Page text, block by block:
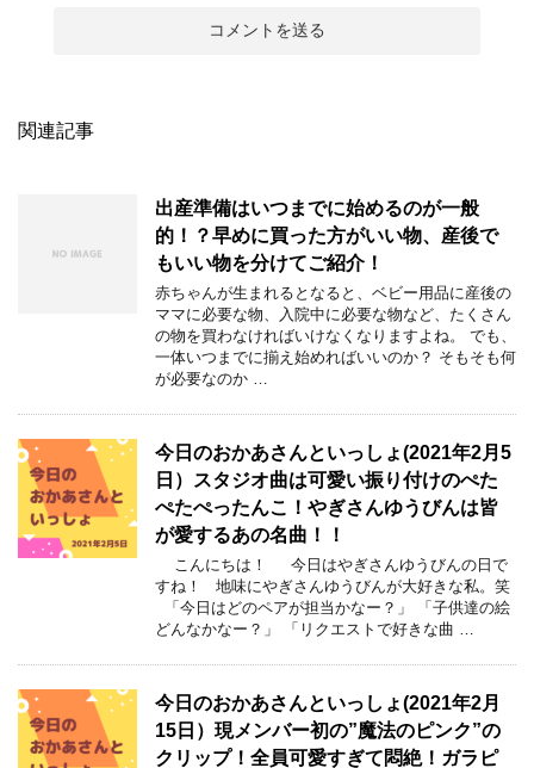
関連記事
出産準備はいつまでに始めるのが一般
的！？早めに買った方がいい物、産後で
もいい物を分けてご紹介！
赤ちゃんが生まれるとなると、ベビー用品に産後の
ママに必要な物、入院中に必要な物など、たくさん
の物を買わなければいけなくなりますよね。 でも、
一体いつまでに揃え始めればいいのか？ そもそも何
が必要なのか …
今日のおかあさんといっしょ(2021年2月5
日）スタジオ曲は可愛い振り付けのぺた
ぺたぺったんこ！やぎさんゆうびんは皆
が愛するあの名曲！！
こんにちは！ 今日はやぎさんゆうびんの日で
すね！ 地味にやぎさんゆうびんが大好きな私。笑
「今日はどのペアが担当かなー？」 「子供達の絵
どんなかなー？」 「リクエストで好きな曲 …
今日のおかあさんといっしょ(2021年2月
15日）現メンバー初の”魔法のピンク”の
クリップ！全員可愛すぎて悶絶！ガラピ